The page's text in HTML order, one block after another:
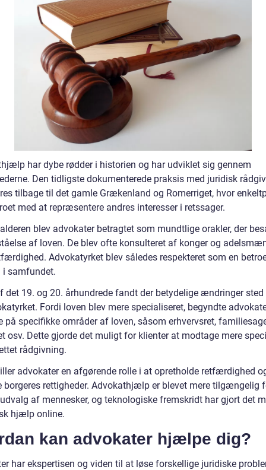
har dybe rødder i historien og har udviklet sig gennem
Den tidligste dokumenterede praksis med juridisk
tilbage til det gamle Grækenland og Romerriget, hvor
med at repræsentere andres interesser i retssager.
blev advokater betragtet som mundtlige orakler, der
af loven. De blev ofte konsulteret af konger og
Advokatyrket blev således respekteret som en
i samfundet.
det 19. og 20. århundrede fandt der betydelige ændringer sted
Fordi loven blev mere specialiseret, begyndte
på specifikke områder af loven, såsom erhvervsret,
osv. Dette gjorde det muligt for klienter at modtage mere
rådgivning.
advokater en afgørende rolle i at opretholde retfærdighed
borgeres rettigheder. Advokathjælp er blevet mere tilgængelig
af mennesker, og teknologiske fremskridt har gjort det
hjælp online.
kan advokater hjælpe dig?
har ekspertisen og viden til at løse forskellige juridiske